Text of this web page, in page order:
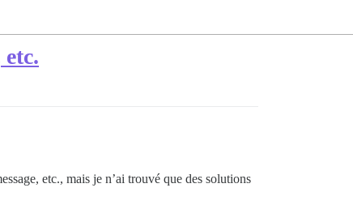
etc., mais je n’ai trouvé que des solutions